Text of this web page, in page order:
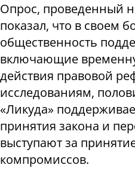
Опрос, проведенный
показал, что в своем
общественность
включающие
действия правовой
исследованиям,
«Ликуда»
принятия закона и
выступают за
компромиссов.